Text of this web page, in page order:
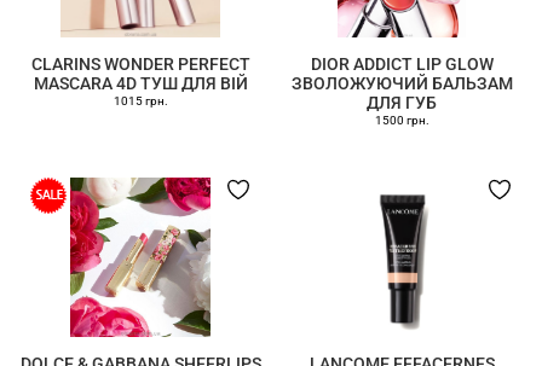
CLARINS WONDER PERFECT
MASCARA 4D ТУШ ДЛЯ ВІЙ
1015 грн.
DIOR ADDICT LIP GLOW
ЗВОЛОЖУЮЧИЙ БАЛЬЗАМ
ДЛЯ ГУБ
1500 грн.